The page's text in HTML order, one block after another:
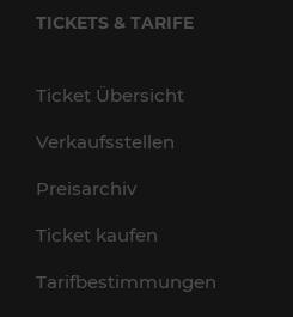
TICKETS & TARIFE
Ticket Übersicht
Verkaufsstellen
Preisarchiv
Ticket kaufen
Tarifbestimmungen